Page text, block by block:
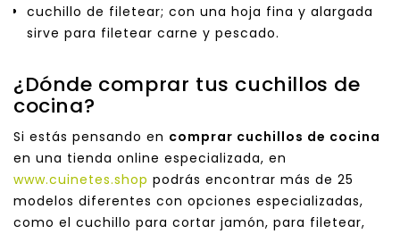
cuchillo de filetear; con una hoja fina y alargada
sirve para filetear carne y pescado.
¿Dónde comprar tus cuchillos de
cocina?
Si estás pensando en comprar cuchillos de cocina
en una tienda online especializada, en
www.cuinetes.shop podrás encontrar más de 25
modelos diferentes con opciones especializadas,
como el cuchillo para cortar jamón, para filetear,